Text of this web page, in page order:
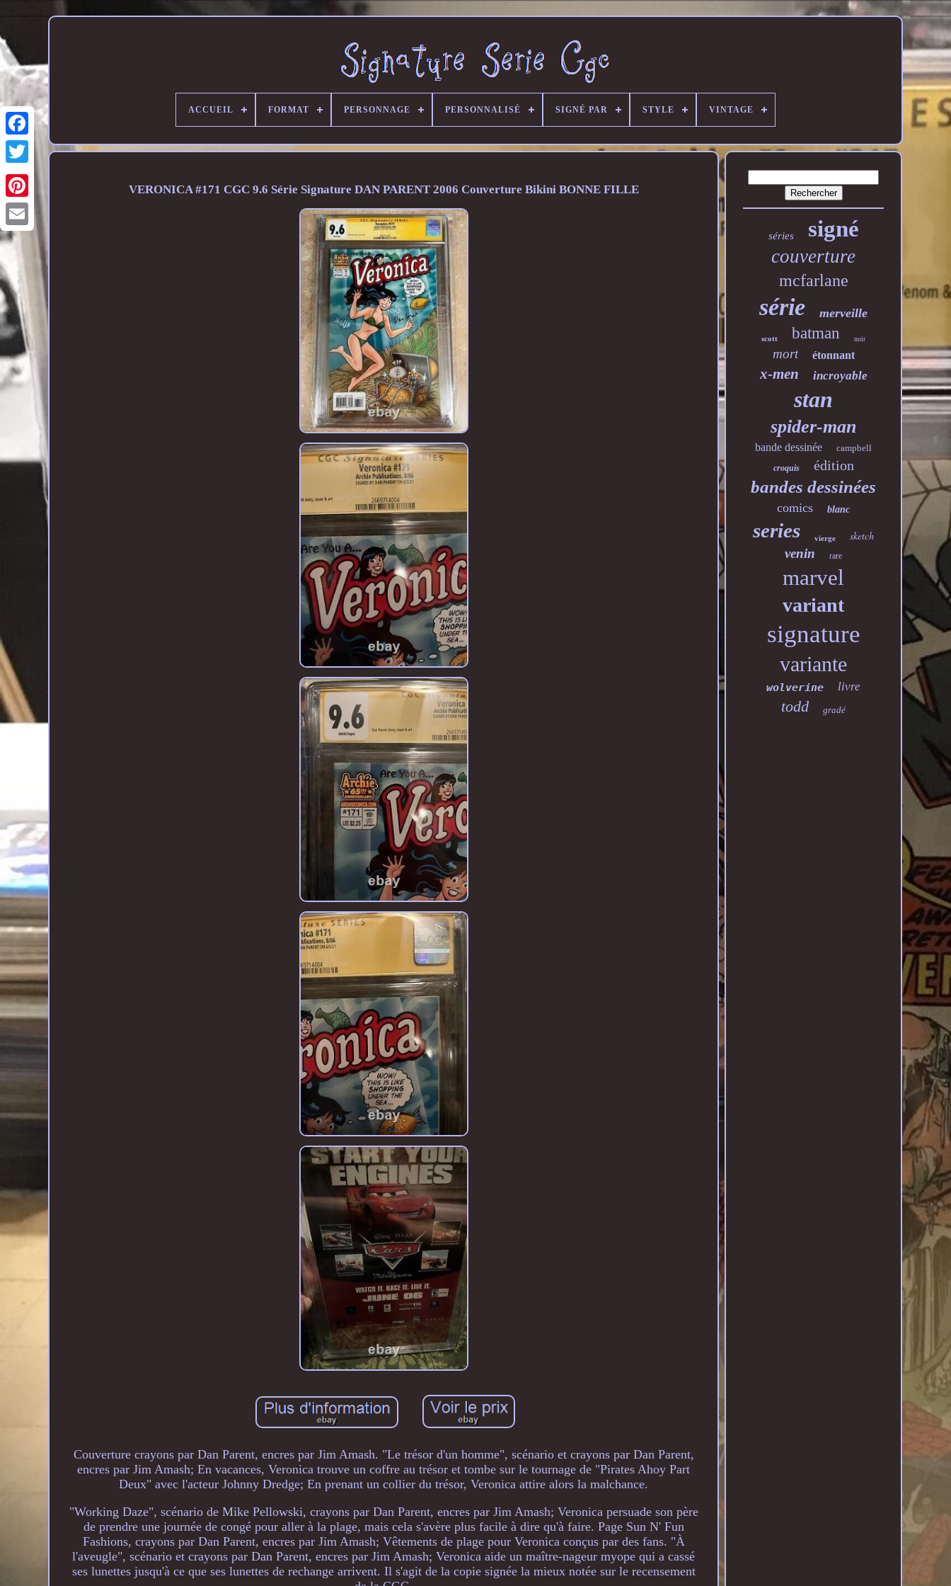
ACCUEIL FORMAT PERSONNAGE PERSONNALISÉ SIGNÉ PAR STYLE VINTAGE
VERONICA #171 CGC 9.6 Série Signature DAN PARENT 2006 Couverture Bikini BONNE FILLE
Couverture crayons par Dan Parent, encres par Jim Amash. "Le trésor d'un homme", scénario et crayons par Dan Parent,
encres par Jim Amash; En vacances, Veronica trouve un coffre au trésor et tombe sur le tournage de "Pirates Ahoy Part
Deux" avec l'acteur Johnny Dredge; En prenant un collier du trésor, Veronica attire alors la malchance.
"Working Daze", scénario de Mike Pellowski, crayons par Dan Parent, encres par Jim Amash; Veronica persuade son père
de prendre une journée de congé pour aller à la plage, mais cela s'avère plus facile à dire qu'à faire. Page Sun N' Fun
Fashions, crayons par Dan Parent, encres par Jim Amash; Vêtements de plage pour Veronica conçus par des fans. "À
l'aveugle", scénario et crayons par Dan Parent, encres par Jim Amash; Veronica aide un maître-nageur myope qui a cassé
ses lunettes jusqu'à ce que ses lunettes de rechange arrivent. Il s'agit de la copie signée la mieux notée sur le recensement
séries signé
couverture
mcfarlane
série merveille
scott batman noir
mort étonnant
x-men incroyable
stan
spider-man
bande dessinée campbell
croquis édition
bandes dessinées
comics blanc
series vierge sketch
venin rare
marvel
variant
signature
variante
wolverine livre
todd gradé